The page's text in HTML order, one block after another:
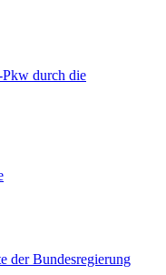
Pkw durch die
der Bundesregierung